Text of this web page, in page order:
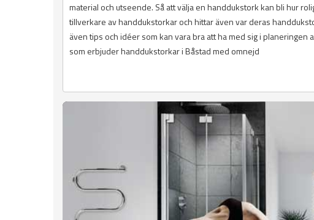
material och utseende. Så att välja en handdukstork kan bli hur
tillverkare av handdukstorkar och hittar även var deras
även tips och idéer som kan vara bra att ha med sig i
som erbjuder handdukstorkar i Båstad med omnejd